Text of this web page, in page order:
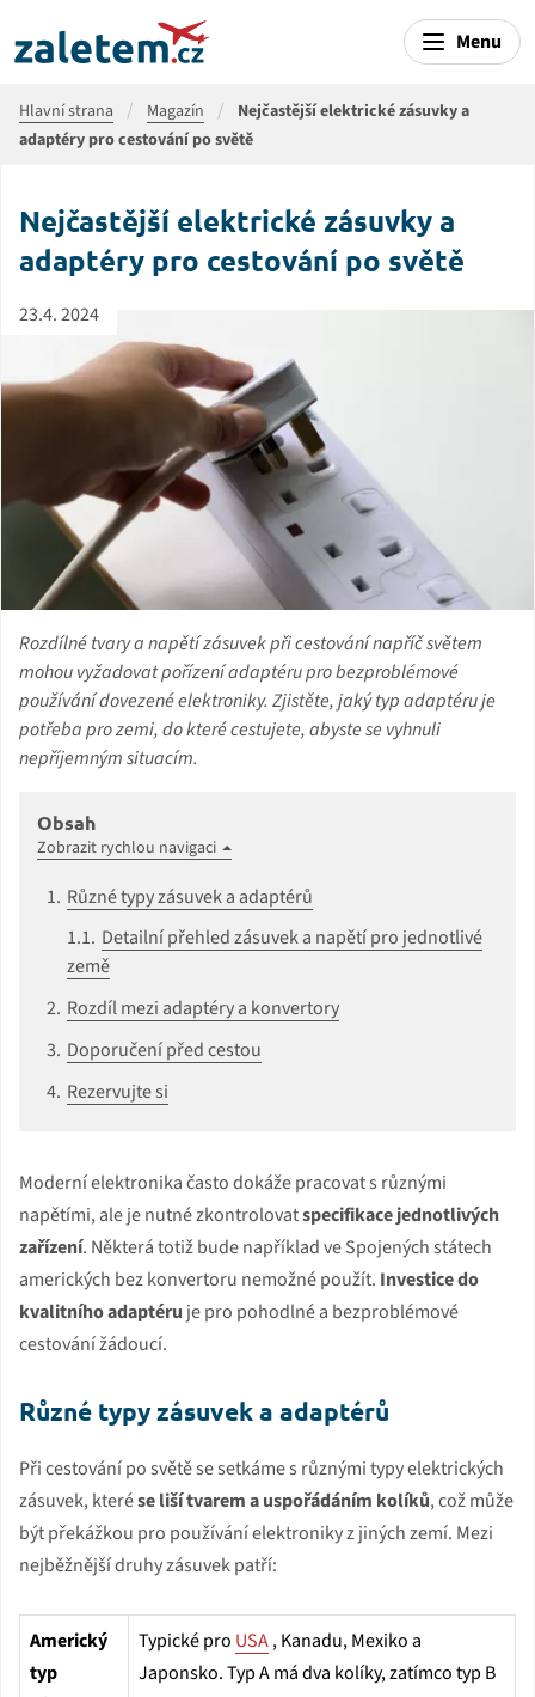
Menu
Hlavní strana Magazín
Nejčastější elektrické zásuvky a
adaptéry pro cestování po světě
Nejčastější elektrické zásuvky a
adaptéry pro cestování po světě
23.4. 2024
Rozdílné tvary a napětí zásuvek při cestování napříč světem
mohou vyžadovat pořízení adaptéru pro bezproblémové
používání dovezené elektroniky. Zjistěte, jaký typ adaptéru je
potřeba pro zemi, do které cestujete, abyste se vyhnuli
nepříjemným situacím.
Obsah
Zobrazit rychlou navigaci
Různé typy zásuvek a adaptérů
Detailní přehled zásuvek a napětí pro jednotlivé
země
Rozdíl mezi adaptéry a konvertory
Doporučení před cestou
Rezervujte si
Moderní elektronika často dokáže pracovat s různými
napětími, ale je nutné zkontrolovatspecifikace jednotlivých
zařízení. Některá totiž bude například ve Spojených státech
amerických bez konvertoru nemožné použít. Investice do
kvalitního adaptéru je pro pohodlné a bezproblémové
cestování žádoucí.
Různé typy zásuvek a adaptérů
Při cestování po světě se setkáme s různými typy elektrických
zásuvek, kterése liší tvarem a uspořádáním kolíků, což může
být překážkou pro používání elektroniky z jiných zemí. Mezi
nejběžnější druhy zásuvek patří:
Americký
typ
Typické pro USA, Kanadu, Mexiko a
Japonsko. Typ A má dva kolíky, zatímco typ B